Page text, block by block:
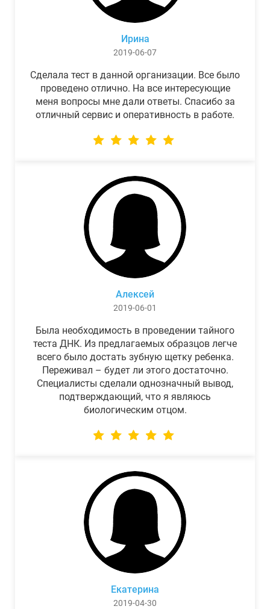
Ирина
2019-06-07
Сделала тест в данной организации. Все было
проведено отлично. На все интересующие
меня вопросы мне дали ответы. Спасибо за
отличный сервис и оперативность в работе.
Алексей
2019-06-01
Была необходимость в проведении тайного
теста ДНК. Из предлагаемых образцов легче
всего было достать зубную щетку ребенка.
Переживал – будет ли этого достаточно.
Специалисты сделали однозначный вывод,
подтверждающий, что я являюсь
биологическим отцом.
Екатерина
2019-04-30